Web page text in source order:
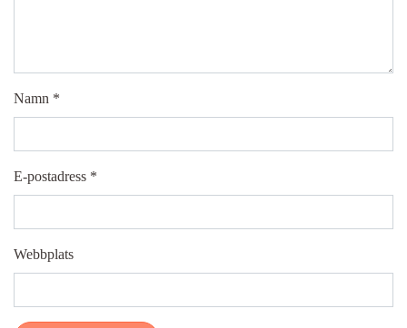
Namn *
E-postadress *
Webbplats